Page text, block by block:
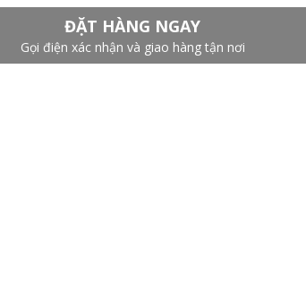
ĐẶT HÀNG NGAY
Gọi điện xác nhận và giao hàng tận nơi